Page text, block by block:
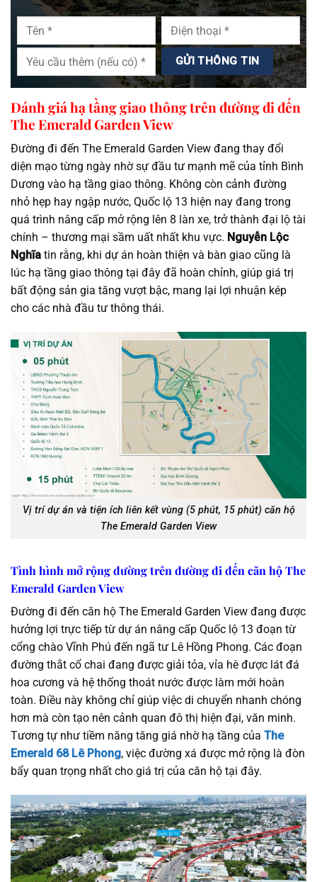
Đánh giá hạ tầng giao thông trên đường đi đến
The Emerald Garden View
Đường đi đến The Emerald Garden View đang thay đổi
diện mạo từng ngày nhờ sự đầu tư mạnh mẽ của tỉnh Bình
Dương vào hạ tầng giao thông. Không còn cảnh đường
nhỏ hẹp hay ngập nước, Quốc lộ 13 hiện nay đang trong
quá trình nâng cấp mở rộng lên 8 làn xe, trở thành đại lộ tài
chính – thương mại sầm uất nhất khu vực. Nguyễn Lộc
Nghĩa tin rằng, khi dự án hoàn thiện và bàn giao cũng là
lúc hạ tầng giao thông tại đây đã hoàn chỉnh, giúp giá trị
bất động sản gia tăng vượt bậc, mang lại lợi nhuận kép
cho các nhà đầu tư thông thái.
Vị trí dự án và tiện ích liên kết vùng (5 phút, 15 phút) căn hộ
The Emerald Garden View
Tình hình mở rộng đường trên đường đi đến căn hộ The
Emerald Garden View
Đường đi đến căn hộ The Emerald Garden View đang được
hưởng lợi trực tiếp từ dự án nâng cấp Quốc lộ 13 đoạn từ
cổng chào Vĩnh Phú đến ngã tư Lê Hồng Phong. Các đoạn
đường thắt cổ chai đang được giải tỏa, vỉa hè được lát đá
hoa cương và hệ thống thoát nước được làm mới hoàn
toàn. Điều này không chỉ giúp việc di chuyển nhanh chóng
hơn mà còn tạo nên cảnh quan đô thị hiện đại, văn minh.
Tương tự như tiềm năng tăng giá nhờ hạ tầng của The
Emerald 68 Lê Phong, việc đường xá được mở rộng là đòn
bẩy quan trọng nhất cho giá trị của căn hộ tại đây.